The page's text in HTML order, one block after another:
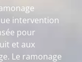
intervention
pour
et aux
Le ramonage